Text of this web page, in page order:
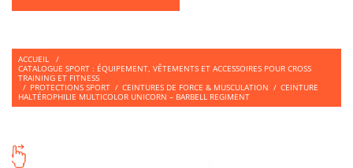
ACCUEIL
/
CATALOGUE SPORT : ÉQUIPEMENT, VÊTEMENTS ET ACCESSOIRES POUR CROSS
TRAINING ET FITNESS
/ PROTECTIONS SPORT / CEINTURES DE FORCE & MUSCULATION / CEINTURE
HALTÉROPHILIE MULTICOLOR UNICORN – BARBELL REGIMENT